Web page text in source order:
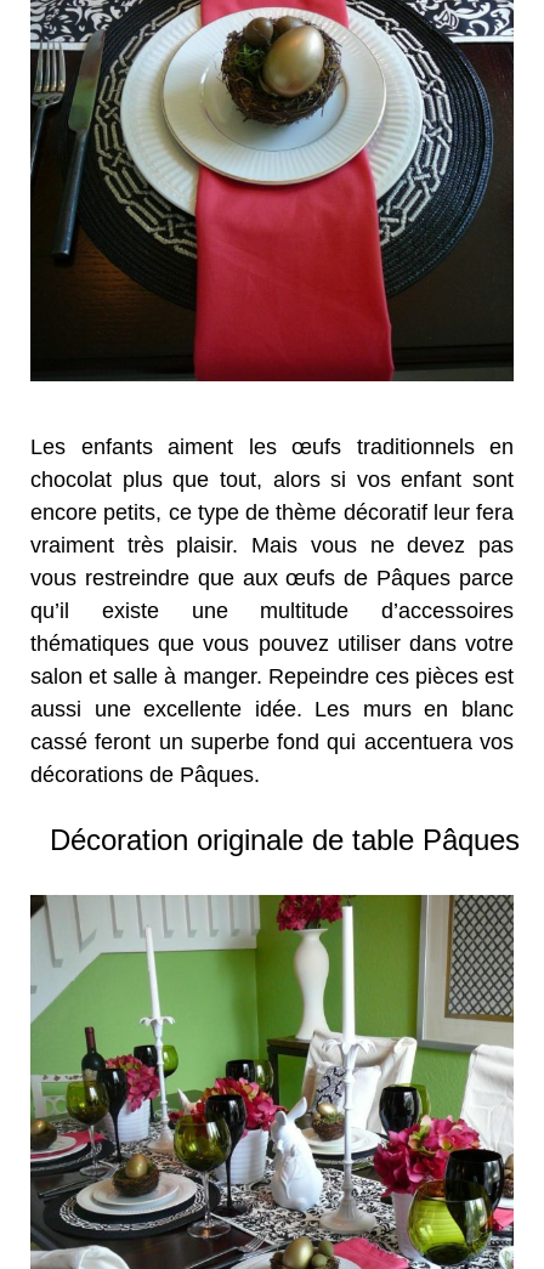
Les enfants aiment les œufs traditionnels en
chocolat plus que tout, alors si vos enfant sont
encore petits, ce type de thème décoratif leur fera
vraiment très plaisir. Mais vous ne devez pas
vous restreindre que aux œufs de Pâques parce
qu’il existe une multitude d’accessoires
thématiques que vous pouvez utiliser dans votre
salon et salle à manger. Repeindre ces pièces est
aussi une excellente idée. Les murs en blanc
cassé feront un superbe fond qui accentuera vos
décorations de Pâques.
Décoration originale de table Pâques